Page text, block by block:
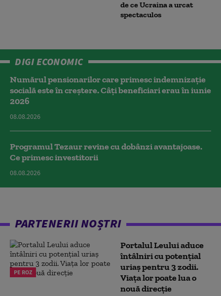
de ce Ucraina a urcat
spectaculos
DIGI ECONOMIC
Numărul pensionarilor care primesc indemnizaţie
socială este în creștere. Câți beneficiari erau în iunie
2026
08.08.2026
Programul Tezaur revine cu dobânzi avantajoase.
Ce primesc investitorii
08.08.2026
PARTENERII NOȘTRI
PE ROZ
Portalul Leului aduce
întâlniri cu potențial
uriaș pentru 3 zodii.
Viața lor poate lua o
nouă direcție